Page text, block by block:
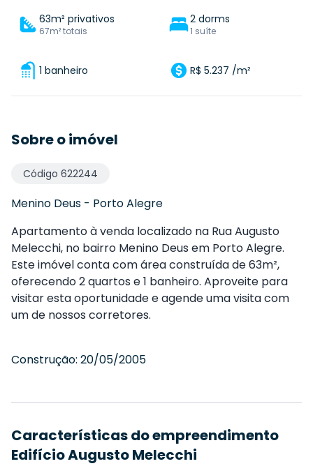
63m² privativos
67m² totais
2 dorms
1 suíte
1 banheiro R$ 5.237 /m²
Sobre o imóvel
Código 622244
Menino Deus - Porto Alegre
Apartamento à venda localizado na Rua Augusto
Melecchi, no bairro Menino Deus em Porto Alegre.
Este imóvel conta com área construída de 63m²,
oferecendo 2 quartos e 1 banheiro. Aproveite para
visitar esta oportunidade e agende uma visita com
um de nossos corretores.
Construção: 20/05/2005
Características do empreendimento
Edifício Augusto Melecchi